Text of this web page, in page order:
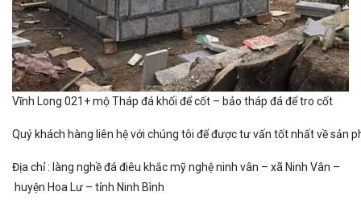
Vĩnh Long 021+ mộ Tháp đá khối để cốt – bảo tháp đá để tro cốt
Quý khách hàng iên hệvới chúng tôi đểđượctưvấn tốtnhấtvềsản p
Địa chỉ: àng nghềđá điêu khắcmỹnghệninh vân – xã Ninh Vân –
huyện Hoa Lư – tỉnh Ninh Bình